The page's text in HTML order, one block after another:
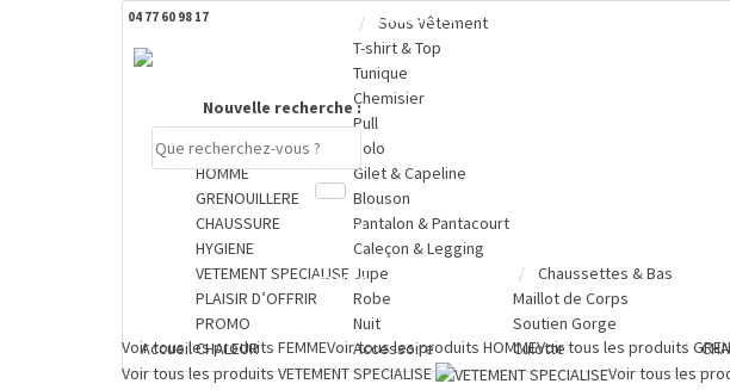
04 77 60 98 17 DERNIERS PRODUITS CONSULTÉS
Nouvelle recherche :
Compte
PANIER
Voir tous les produits FEMMEVoir tous les produits HOMMEVoir tous les produits
Voir tous les produitsVETEMENT SPECIALISE Voir tous les
Accueil
FEMME
HOMME
GRENOUILLERE
CHAUSSURE
HYGIENE
VETEMENT SPECIALISE
PLAISIR D’OFFRIR
PROMO
CHALEUR
Sous Vêtement
T-shirt & Top
Tunique
Chemisier
Pull
Polo
Gilet & Capeline
Blouson
Pantalon & Pantacourt
Caleçon & Legging
Jupe
Robe
Nuit
Accessoire
Chaussettes & Bas
Maillot de Corps
Soutien Gorge
Culotte